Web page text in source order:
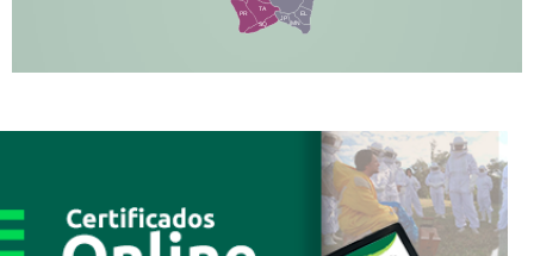
EL
JP
PR
TA
SQ MN